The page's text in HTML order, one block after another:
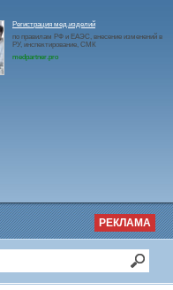
Регистрация мед.изделий
по правилам РФ и ЕАЭС, внесение изменений в
РУ, инспектирование, СМК
medpartner.pro
РЕКЛАМА